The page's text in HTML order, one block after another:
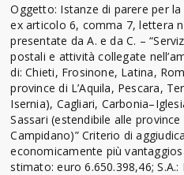
Oggetto: Istanze di parere per
ex articolo 6, comma 7, lettera
presentate da A. e da C. –
postali e attività collegate
di: Chieti, Frosinone, Latina,
province di L’Aquila, Pescara,
Isernia), Cagliari,
Sassari (estendibile alle
Campidano)” Criterio di
economicamente più
stimato: euro 6.650.398,46; S.A.: